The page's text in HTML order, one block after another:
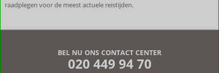
raadplegen voor de meest actuele reistijden.
BEL NU ONS CONTACT CENTER
020 449 94 70